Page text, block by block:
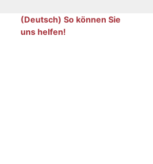
(Deutsch) So können Sie
uns helfen!